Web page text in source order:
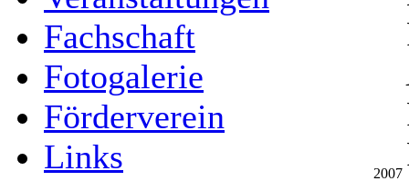
Fachschaft
Fotogalerie
Förderverein
Links
2007